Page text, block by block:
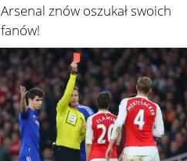
Arsenal znów oszukał swoich
fanów!